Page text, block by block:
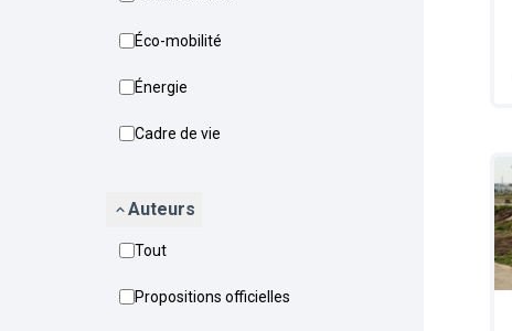
Éco-mobilité
Énergie
Cadre de vie
Auteurs
Tout
Propositions officielles